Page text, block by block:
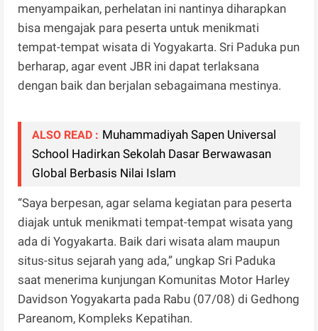
menyampaikan, perhelatan ini nantinya diharapkan
bisa mengajak para peserta untuk menikmati
tempat-tempat wisata di Yogyakarta. Sri Paduka pun
berharap, agar event JBR ini dapat terlaksana
dengan baik dan berjalan sebagaimana mestinya.
ALSO READ : Muhammadiyah Sapen Universal
School Hadirkan Sekolah Dasar Berwawasan
Global Berbasis Nilai Islam
“Saya berpesan, agar selama kegiatan para peserta
diajak untuk menikmati tempat-tempat wisata yang
ada di Yogyakarta. Baik dari wisata alam maupun
situs-situs sejarah yang ada,” ungkap Sri Paduka
saat menerima kunjungan Komunitas Motor Harley
Davidson Yogyakarta pada Rabu (07/08) di Gedhong
Pareanom, Kompleks Kepatihan.